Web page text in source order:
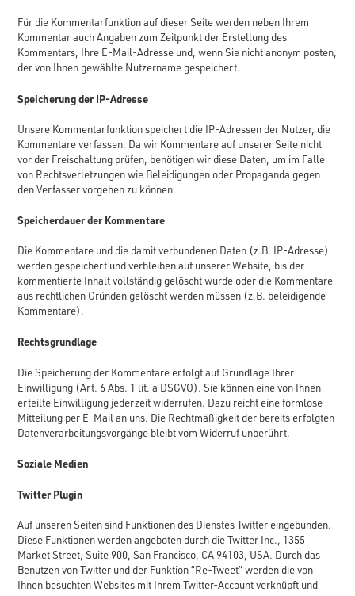
Für die Kommentarfunktion auf dieser Seite werden neben Ihrem
Kommentar auch Angaben zum Zeitpunkt der Erstellung des
Kommentars, Ihre E-Mail-Adresse und, wenn Sie nicht anonym posten,
der von Ihnen gewählte Nutzername gespeichert.
Speicherung der IP-Adresse
Unsere Kommentarfunktion speichert die IP-Adressen der Nutzer, die
Kommentare verfassen. Da wir Kommentare auf unserer Seite nicht
vor der Freischaltung prüfen, benötigen wir diese Daten, um im Falle
von Rechtsverletzungen wie Beleidigungen oder Propaganda gegen
den Verfasser vorgehen zu können.
Speicherdauer der Kommentare
Die Kommentare und die damit verbundenen Daten (z.B. IP-Adresse)
werden gespeichert und verbleiben auf unserer Website, bis der
kommentierte Inhalt vollständig gelöscht wurde oder die Kommentare
aus rechtlichen Gründen gelöscht werden müssen (z.B. beleidigende
Kommentare).
Rechtsgrundlage
Die Speicherung der Kommentare erfolgt auf Grundlage Ihrer
Einwilligung (Art. 6 Abs. 1 lit. a DSGVO). Sie können eine von Ihnen
erteilte Einwilligung jederzeit widerrufen. Dazu reicht eine formlose
Mitteilung per E-Mail an uns. Die Rechtmäßigkeit der bereits erfolgten
Datenverarbeitungsvorgänge bleibt vom Widerruf unberührt.
Soziale Medien
Twitter Plugin
Auf unseren Seiten sind Funktionen des Dienstes Twitter eingebunden.
Diese Funktionen werden angeboten durch die Twitter Inc., 1355
Market Street, Suite 900, San Francisco, CA 94103, USA. Durch das
Benutzen von Twitter und der Funktion “Re-Tweet” werden die von
Ihnen besuchten Websites mit Ihrem Twitter-Account verknüpft und